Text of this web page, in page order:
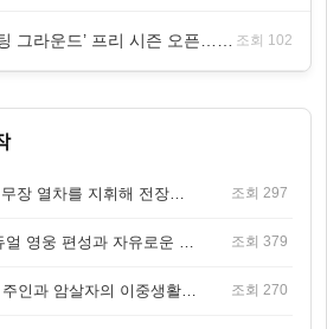
컴투스 ‘아이모’, ‘헌팅 그라운드’ 프리 시즌 오픈… “전 서버 유저가 한 전장에!” 조회 102
조회 297
조회 379
조회 270